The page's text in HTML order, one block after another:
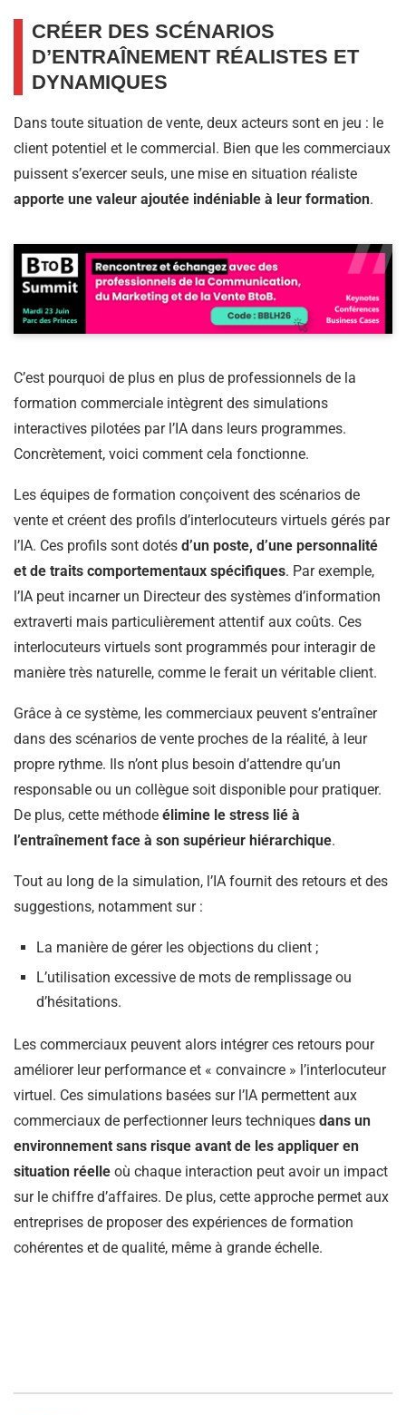
CRÉER DES SCÉNARIOS
D’ENTRAÎNEMENT RÉALISTES ET
DYNAMIQUES
Dans toute situation de vente, deux acteurs sont en jeu : le
client potentiel et le commercial. Bien que les commerciaux
puissent s’exercer seuls, une mise en situation réaliste
apporte une valeur ajoutée indéniable à leur formation.
C’est pourquoi de plus en plus de professionnels de la
formation commerciale intègrent des simulations
interactives pilotées par l’IA dans leurs programmes.
Concrètement, voici comment cela fonctionne.
Les équipes de formation conçoivent des scénarios de
vente et créent des profils d’interlocuteurs virtuels gérés par
l’IA. Ces profils sont dotés d’un poste, d’une personnalité
et de traits comportementaux spécifiques. Par exemple,
l’IA peut incarner un Directeur des systèmes d’information
extraverti mais particulièrement attentif aux coûts. Ces
interlocuteurs virtuels sont programmés pour interagir de
manière très naturelle, comme le ferait un véritable client.
Grâce à ce système, les commerciaux peuvent s’entraîner
dans des scénarios de vente proches de la réalité, à leur
propre rythme. Ils n’ont plus besoin d’attendre qu’un
responsable ou un collègue soit disponible pour pratiquer.
De plus, cette méthode élimine le stress lié à
l’entraînement face à son supérieur hiérarchique.
Tout au long de la simulation, l’IA fournit des retours et des
suggestions, notamment sur :
La manière de gérer les objections du client ;
L’utilisation excessive de mots de remplissage ou
d’hésitations.
Les commerciaux peuvent alors intégrer ces retours pour
améliorer leur performance et « convaincre » l’interlocuteur
virtuel. Ces simulations basées sur l’IA permettent aux
commerciaux de perfectionner leurs techniques dans un
environnement sans risque avant de les appliquer en
situation réelle où chaque interaction peut avoir un impact
sur le chiffre d’affaires. De plus, cette approche permet aux
entreprises de proposer des expériences de formation
cohérentes et de qualité, même à grande échelle.